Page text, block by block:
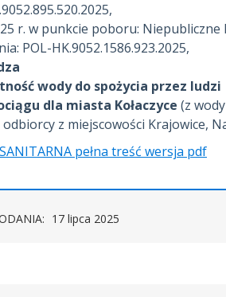
r. w punkcie poboru: Niepubliczne
POL-HK.9052.1586.923.2025,
wody do spożycia przez ludzi
dla miasta Kołaczyce (z
z miejscowości Krajowice,
pełna treść wersja pdf
17 lipca 2025